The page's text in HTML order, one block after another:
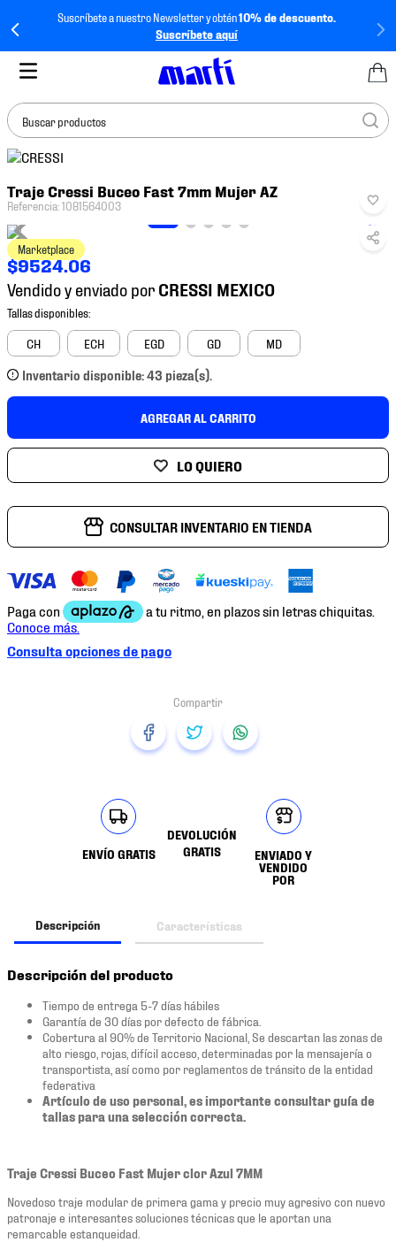
Suscríbete a nuestro Newsletter y obtén10% de descuento.
Suscríbete aquí
Buscar productos
Traje Cressi Buceo Fast 7mm Mujer AZ
Referencia:1081564003
Marketplace
$9524.06
Vendido y enviado por
CH ECH EGD GD MD
Inventario disponible: 43 pieza(s).
AGREGAR AL CARRITO
CONSULTAR INVENTARIO EN TIENDA
Consulta opciones de pago
ENVÍO GRATIS
DEVOLUCIÓN
GRATIS
ENVIADO Y
VENDIDO
POR
Descripción Características
Descripción del producto
Tiempo de entrega 5-7 días hábiles
Garantía de 30 días por defecto de fábrica.
Cobertura al 90% de Territorio Nacional, Se descartan las zonas de
alto riesgo, rojas, difícil acceso, determinadas por la mensajería o
transportista, así como por reglamentos de tránsito de la entidad
federativa
Artículo de uso personal, es importante consultar guía de
tallas para una selección correcta.
Traje Cressi Buceo Fast Mujer clor Azul 7MM
Novedoso traje modular de primera gama y precio muy agresivo con nuevo
patronaje e interesantes soluciones técnicas que le aportan una
remarcable estanqueidad.
BUSCADOS
2.
tenis hombre
tenis
4.
tenis futbol
.
mochila
6.
jersey
8.
chivas